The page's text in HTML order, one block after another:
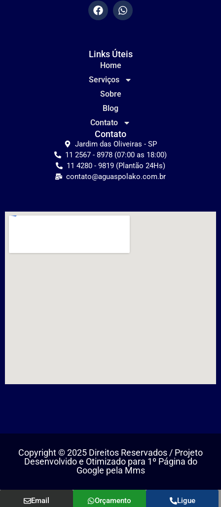
Links Úteis
Home
Serviços
Sobre
Blog
Contato
Contato
Jardim das Oliveiras - SP
11 2567 - 8978 (07:00 as 18:00)
11 4280 - 9819 (Plantão 24Hs)
contato@aguaspolako.com.br
Copyright © 2025 Direitos Reservados / Projeto
Desenvolvido e Otimizado para 1º Página do
Google pela Mms
Email Orçamento Ligue